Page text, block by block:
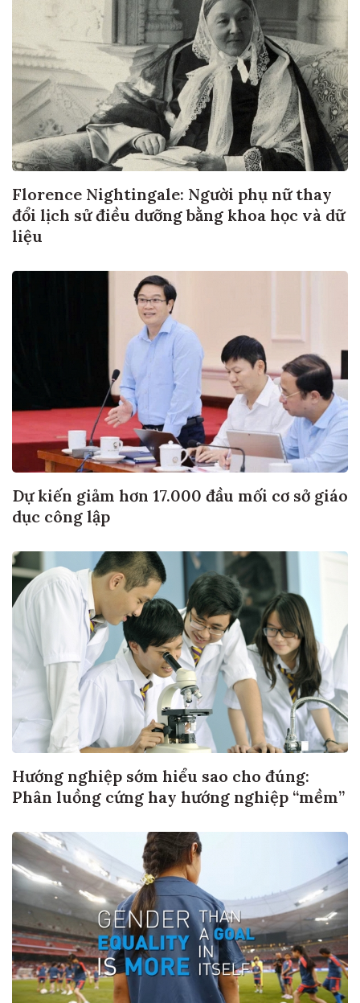
Florence Nightingale: Người phụ nữ thay
đổi lịch sử điều dưỡng bằng khoa học và dữ
liệu
Dự kiến giảm hơn 17.000 đầu mối cơ sở giáo
dục công lập
Hướng nghiệp sớm hiểu sao cho đúng:
Phân luồng cứng hay hướng nghiệp “mềm”